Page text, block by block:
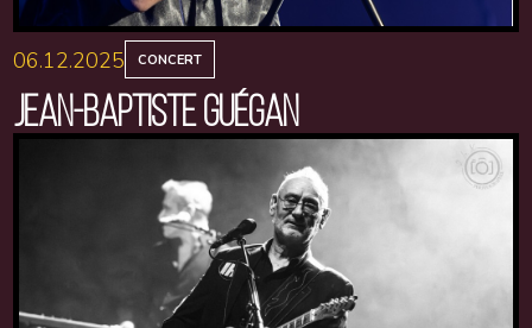
06.12.2025 CONCERT
JEAN-BAPTISTE GUÉGAN